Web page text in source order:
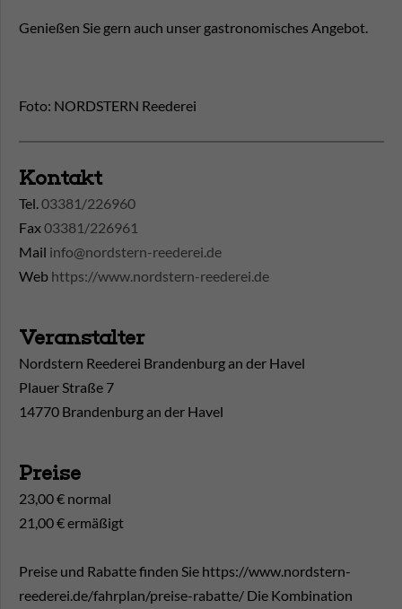
Genießen Sie gern auch unser gastronomisches Angebot.
Foto: NORDSTERN Reederei
Kontakt
Tel. 03381/226960
Fax03381/226961
Mail info@nordstern-reederei.de
Web https://www.nordstern-reederei.de
Veranstalter
Nordstern Reederei Brandenburg an der Havel
Plauer Straße 7
14770 Brandenburg an der Havel
Preise
23,00 € normal
21,00 € ermäßigt
Preise und Rabatte finden Sie https://www.nordstern-
reederei.de/fahrplan/preise-rabatte/ Die Kombination